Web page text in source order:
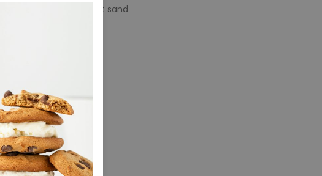
Sano Amory Velsport light sand
7 8 10,5